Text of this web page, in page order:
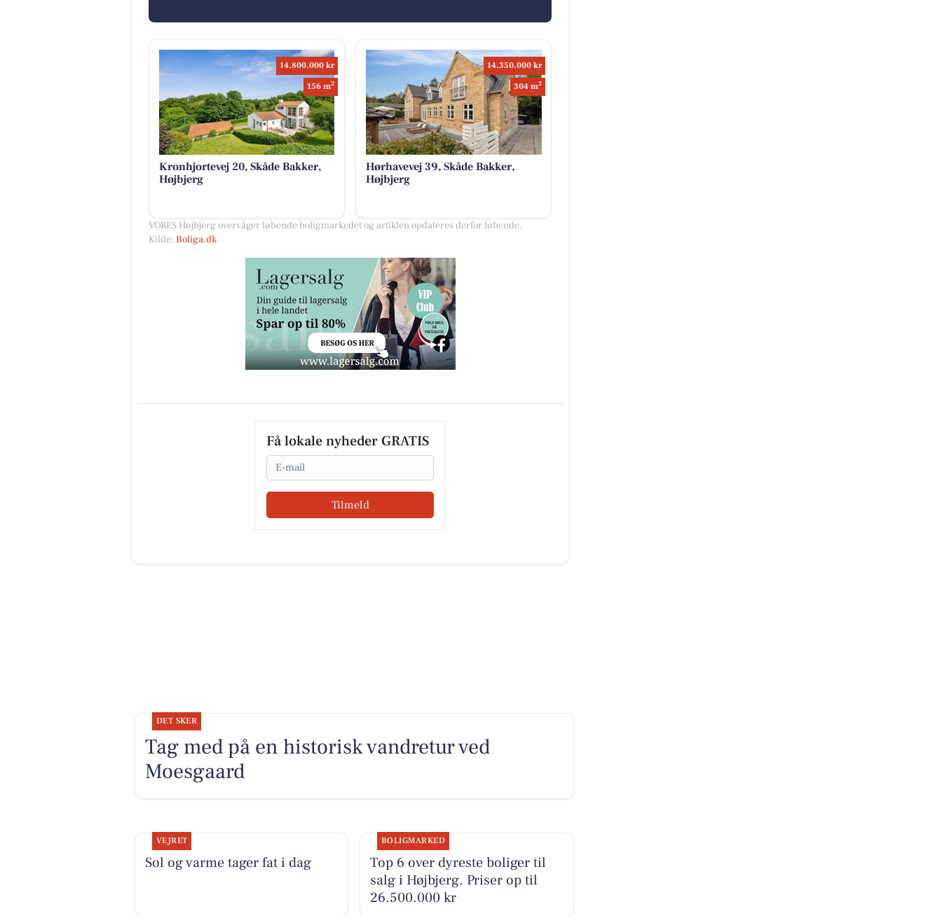
14.800.000 kr
156 m2
Kronhjortevej 20, Skåde Bakker,
Højbjerg
14.350.000 kr
304 m2
Hørhavevej 39, Skåde Bakker,
Højbjerg
VORES Højbjerg overvåger løbende boligmarkedet og artiklen opdateres derfor løbende.
Kilde: Boliga.dk
Få lokale nyheder GRATIS
Email
Tilmeld
DET SKER
Tag med på en historisk vandretur ved
Moesgaard
VEJRET
Sol og varme tager fat i dag
BOLIGMARKED
Top 6 over dyreste boliger til
salg i Højbjerg. Priser op til
26.500.000 kr